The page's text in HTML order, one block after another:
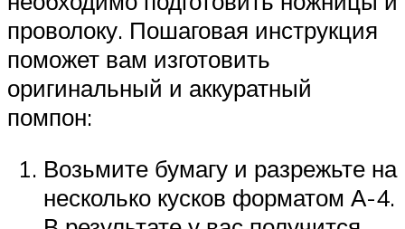
проволоку. Пошаговая инструкция
поможет вам изготовить
оригинальный и аккуратный
помпон:
Возьмите бумагу и разрежьте на
несколько кусков форматом А-4.